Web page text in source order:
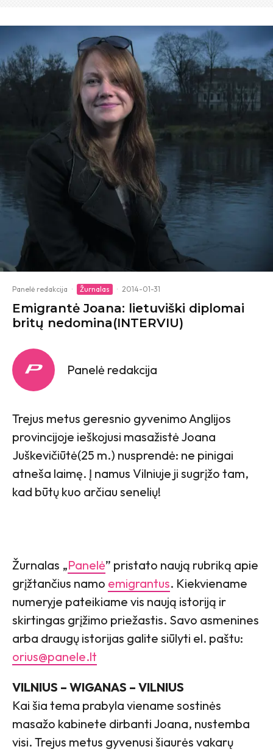
Panelė redakcija · Žurnalas · 2014-01-31
Emigrantė Joana: lietuviški diplomai
britų nedomina(INTERVIU)
Panelė redakcija
Trejus metus geresnio gyvenimo Anglijos
provincijoje ieškojusi masažistė Joana
Juškevičiūtė(25 m.) nusprendė: ne pinigai
atneša laimę. Į namus Vilniuje ji sugrįžo tam,
kad būtų kuo arčiau senelių!
Žurnalas „Panelė” pristato naują rubriką apie
grįžtančius namo emigrantus. Kiekviename
numeryje pateikiame vis naują istoriją ir
skirtingas grįžimo priežastis. Savo asmenines
arba draugų istorijas galite siūlyti el. paštu:
orius@panele.lt
VILNIUS – WIGANAS – VILNIUS
Kai šia tema prabyla viename sostinės
masažo kabinete dirbanti Joana, nustemba
visi. Trejus metus gyvenusi šiaurės vakarų